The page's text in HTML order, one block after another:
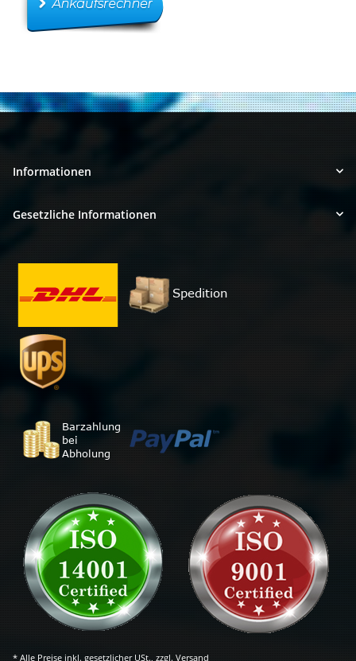
Informationen
Gesetzliche Informationen
* Alle Preise inkl. gesetzlicher USt., zzgl. Versand